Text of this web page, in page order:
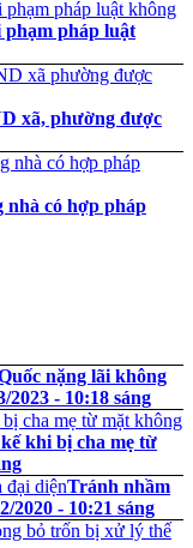
pháp luật
xã, phường được
nhà có hợp pháp
nặng lãi không
2023 - 10:18 sáng
khi bị cha mẹ từ
Tránh nhầm
2020 - 10:21 sáng